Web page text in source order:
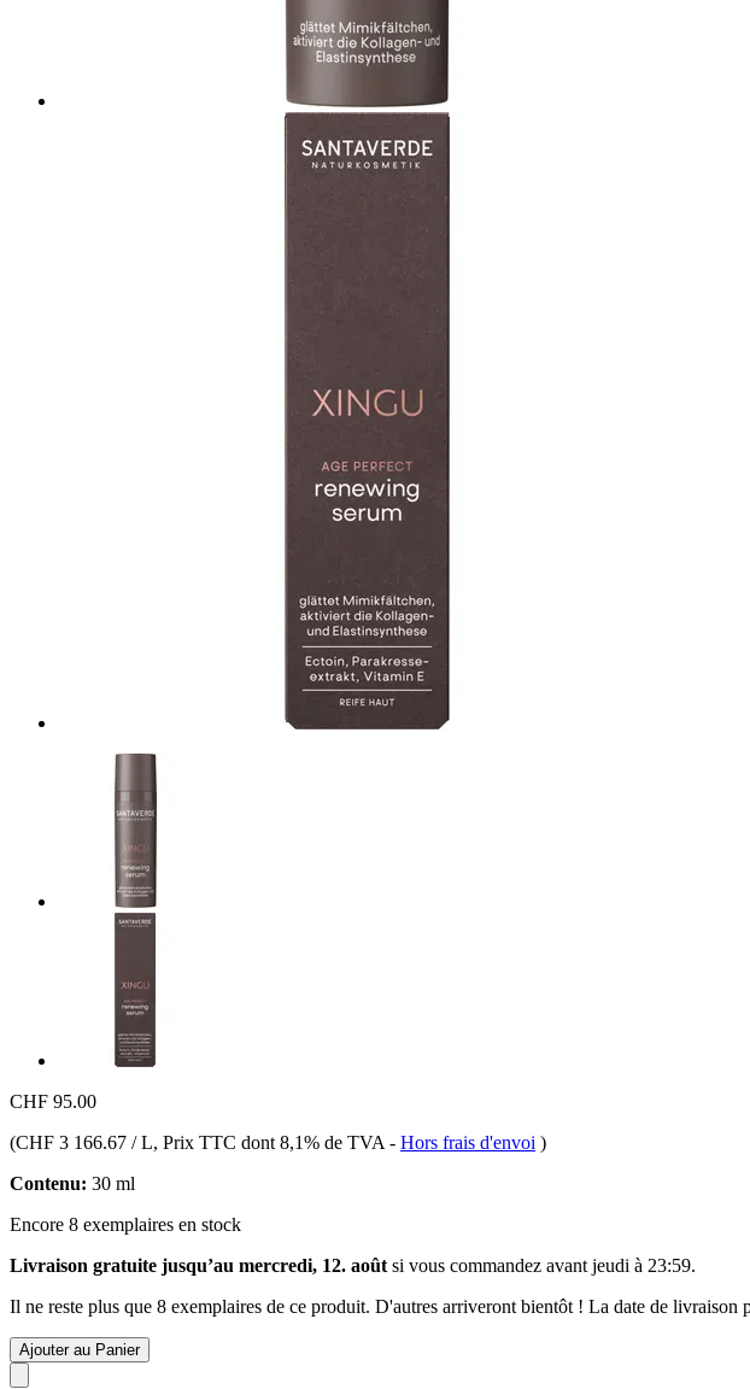
CHF 95.00
(CHF 3 166.67 / L, Prix TTC dont 8,1% de TVA - Hors frais d'envoi )
Contenu: 30 ml
Encore 8 exemplaires en stock
Livraison gratuite jusqu’au mercredi, 12. août si vous commandez avant jeudi à 23:59.
Il ne reste plus que 8 exemplaires de ce produit. D'autres arriveront bientôt ! La date de livraison
Ajouter au Panier